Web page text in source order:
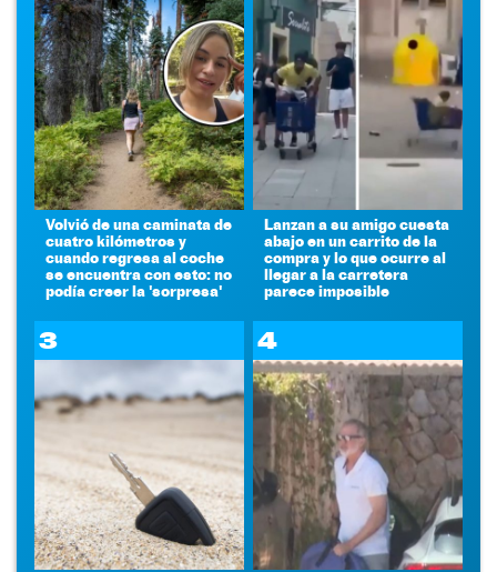
Volvió de una caminata de
cuatro kilómetros y
cuando regresa al coche
se encuentra con esto: no
podía creer la 'sorpresa'
Lanzan a su amigo cuesta
abajo en un carrito de la
compra y lo que ocurre al
llegar a la carretera
parece imposible
3 4